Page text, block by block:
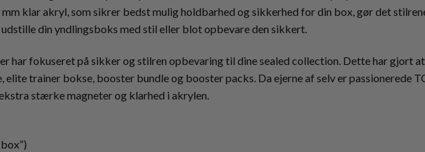
klar akryl, som sikrer bedst mulig holdbarhed og sikkerhed for din box, gør det
udstille din yndlingsboks med stil eller blot opbevare den sikkert.
har fokuseret på sikker og stilren opbevaring til dine sealed collection. Dette har gjort
trainer bokse, booster bundle og booster packs. Da ejerne af selv er passionerede
stærke magneter og klarhed i akrylen.